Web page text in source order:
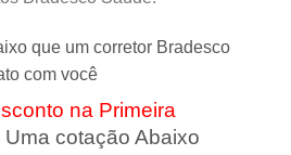
que um corretor Bradesco
com você
na Primeira
Uma cotação Abaixo